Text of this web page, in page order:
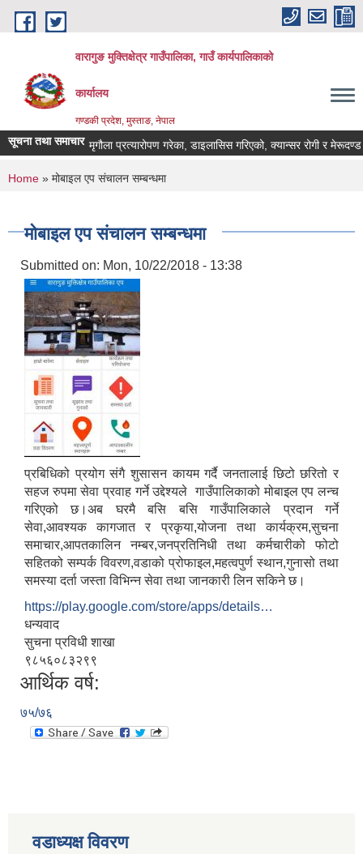
Skip to main content
वारागुङ मुक्तिक्षेत्र गाउँपालिका, गाउँ कार्यपालिकाको
कार्यालय
गण्डकी प्रदेश, मुस्ताङ, नेपाल
सूचना तथा समाचारमृगौला प्रत्यारोपण गरेका, डाइलासिस गरिएको, क्यान्सर रोगी र मेरूदण्ड
You are here
Home » मोबाइल एप संचालन सम्बन्धमा
मोबाइल एप संचालन सम्बन्धमा
Submitted on: Mon, 10/22/2018 - 13:38
प्रबिधिको प्रयोग संगै शुसासन कायम गर्दै जनतालाई छिटो छरितो र
सहज रुपमा सेवा प्रवाह गर्ने उद्देश्यले गाउँपालिकाको मोबाइल एप लन्च
गरिएको छ।अब घरमै बसि बसि गाउँपालिकाले प्रदान गर्ने
सेवा,आवश्यक कागजात र प्रकृया,योजना तथा कार्यक्रम,सुचना
समाचार,आपतकालिन नम्बर,जनप्रतिनिधी तथा कर्मचारीको फोटो
सहितको सम्पर्क विवरण,वडाको प्रोफाइल,महत्वपुर्ण स्थान,गुनासो तथा
समस्या दर्ता जस्ता विभिन्न सेवा तथा जानकारी लिन सकिने छ।
https://play.google.com/store/apps/details…
धन्यवाद
सुचना प्रविधी शाखा
९८५६०८३२९९
आर्थिक वर्ष:
७५/७६
वडाध्यक्ष विवरण